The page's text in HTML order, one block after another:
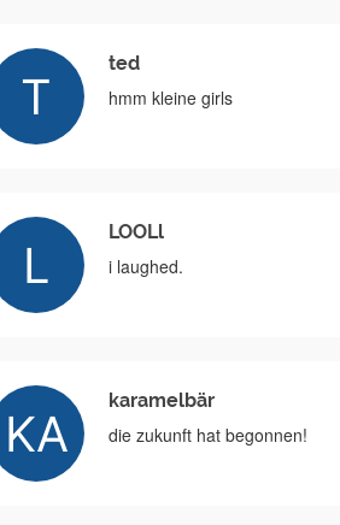
ted
hmm kleine girls
LOOLl
i laughed.
karamelbär
die zukunft hat begonnen!